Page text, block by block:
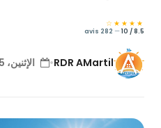
★★★★☆
8.5 / 10
—
282 avis
RDR AMartil
• الإثنين، 25 مايو 2020 — 10:17